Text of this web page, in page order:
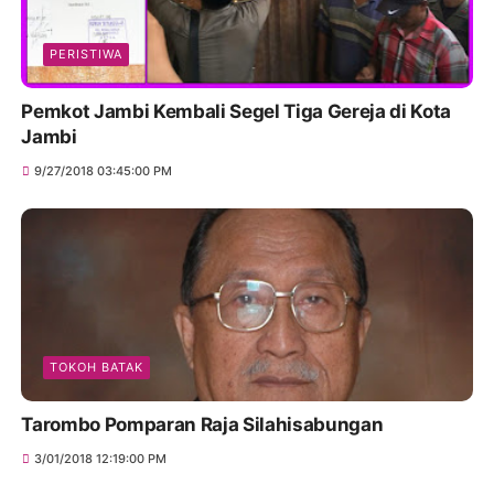
PERISTIWA
Pemkot Jambi Kembali Segel Tiga Gereja di Kota
Jambi
9/27/2018 03:45:00 PM
TOKOH BATAK
Tarombo Pomparan Raja Silahisabungan
3/01/2018 12:19:00 PM